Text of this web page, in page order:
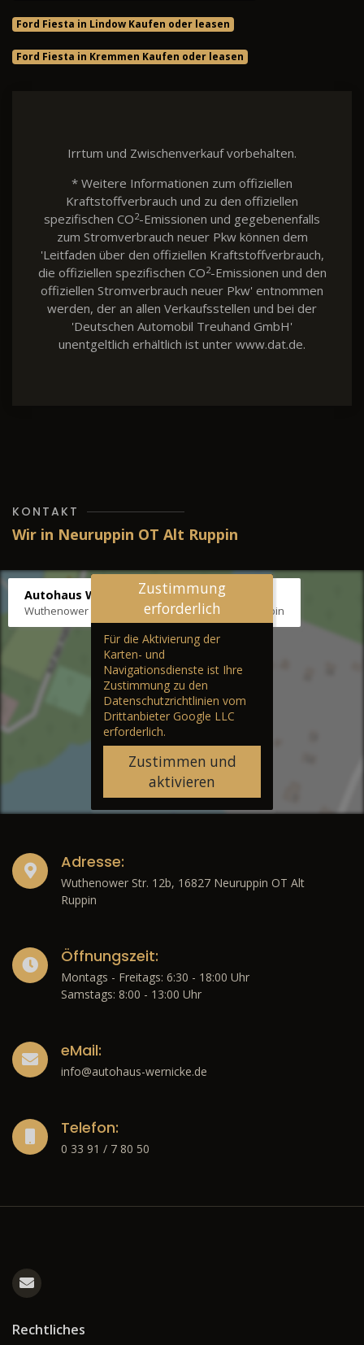
Ford Fiesta in Lindow Kaufen oder leasen
Ford Fiesta in Kremmen Kaufen oder leasen
Irrtum und Zwischenverkauf vorbehalten.
* Weitere Informationen zum offiziellen
Kraftstoffverbrauch und zu den offiziellen
spezifischen CO2-Emissionen und gegebenenfalls
zum Stromverbrauch neuer Pkw können dem
'Leitfaden über den offiziellen Kraftstoffverbrauch,
die offiziellen spezifischen CO2-Emissionen und den
offiziellen Stromverbrauch neuer Pkw' entnommen
werden, der an allen Verkaufsstellen und bei der
'Deutschen Automobil Treuhand GmbH'
unentgeltlich erhältlich ist unter www.dat.de.
KONTAKT
Wir in Neuruppin OT Alt Ruppin
Autohaus Wernicke
Wuthenower Str. 12b, 16827 Neuruppin OT Alt Ruppin
Zustimmung
erforderlich
Für die Aktivierung der
Karten- und
Navigationsdienste ist Ihre
Zustimmung zu den
Datenschutzrichtlinien vom
Drittanbieter Google LLC
erforderlich.
Zustimmen und
aktivieren
Adresse:
Wuthenower Str. 12b, 16827 Neuruppin OT Alt
Ruppin
Öffnungszeit:
Montags - Freitags: 6:30 - 18:00 Uhr
Samstags: 8:00 - 13:00 Uhr
eMail:
info@autohaus-wernicke.de
Telefon:
0 33 91 / 7 80 50
Rechtliches